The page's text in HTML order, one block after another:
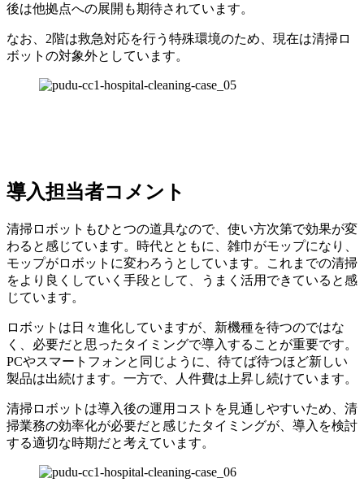
後は他拠点への展開も期待されています。
なお、2階は救急対応を行う特殊環境のため、現在は清掃ロ
ボットの対象外としています。
導入担当者コメント
清掃ロボットもひとつの道具なので、使い方次第で効果が変
わると感じています。時代とともに、雑巾がモップになり、
モップがロボットに変わろうとしています。これまでの清掃
をより良くしていく手段として、うまく活用できていると感
じています。
ロボットは日々進化していますが、新機種を待つのではな
く、必要だと思ったタイミングで導入することが重要です。
PCやスマートフォンと同じように、待てば待つほど新しい
製品は出続けます。一方で、人件費は上昇し続けています。
清掃ロボットは導入後の運用コストを見通しやすいため、清
掃業務の効率化が必要だと感じたタイミングが、導入を検討
する適切な時期だと考えています。